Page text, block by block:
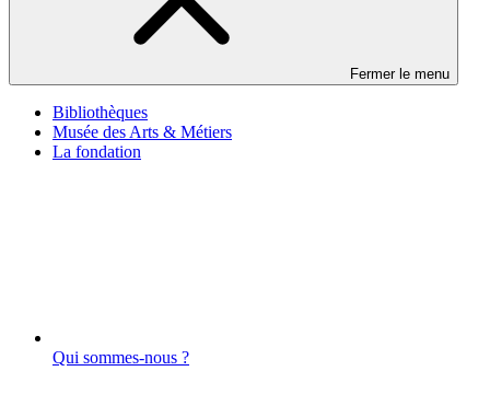
Fermer le menu
Bibliothèques
Musée des Arts & Métiers
La fondation
Qui sommes-nous ?